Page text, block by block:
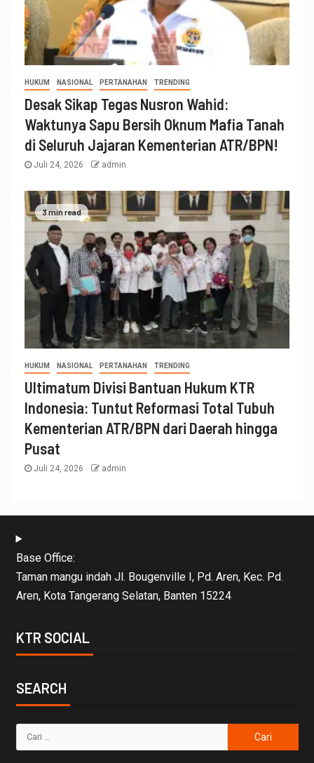
HUKUM NASIONAL PERTANAHAN TRENDING
Desak Sikap Tegas Nusron Wahid:
Waktunya Sapu Bersih Oknum Mafia Tanah
di Seluruh Jajaran Kementerian ATR/BPN!
Juli 24, 2026 admin
3 min read
HUKUM NASIONAL PERTANAHAN TRENDING
Ultimatum Divisi Bantuan Hukum KTR
Indonesia: Tuntut Reformasi Total Tubuh
Kementerian ATR/BPN dari Daerah hingga
Pusat
Juli 24, 2026 admin
Base Office:
Taman mangu indah Jl. Bougenville I, Pd. Aren, Kec. Pd.
Aren, Kota Tangerang Selatan, Banten 15224
KTR SOCIAL
SEARCH